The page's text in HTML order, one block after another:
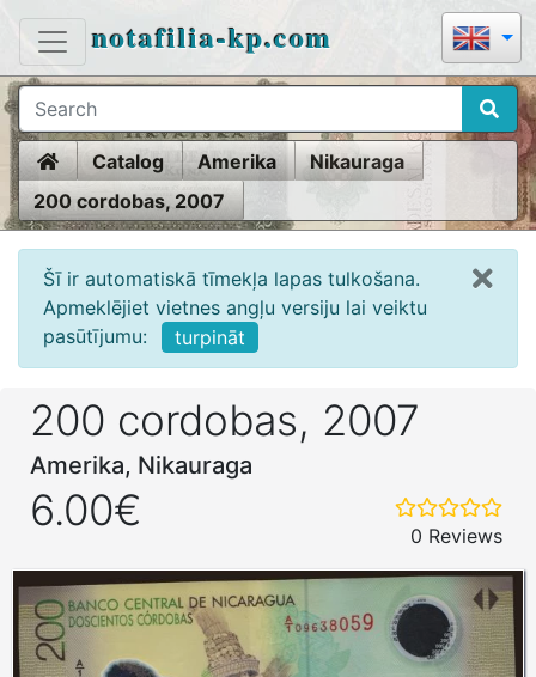
notafilia-kp.com
HomeCatalog Amerika
Nikauraga
200 cordobas, 2007
Šī ir automatiskā tīmekļa lapas tulkošana.
Apmeklējiet vietnes angļu versiju lai veiktu
pasūtījumu:
turpināt
200 cordobas, 2007
Amerika, Nikauraga
6.00€
0 Reviews